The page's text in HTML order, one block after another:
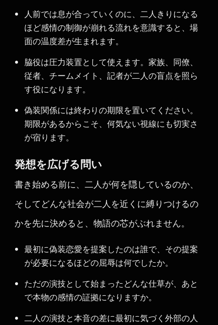
人前では息が合っていくのに、二人きりになる
ほど感情の制御が崩れる流れを意識すると、場
面の温度差が生まれます。
脇役は圧力装置として使えます。家族、同僚、
従者、チームメイト、記者が二人の盲点を照ら
す役になります。
偽装関係には終わりの期限を置いてください。
期限があるからこそ、何気ない視線にも切実さ
が宿ります。
発想を広げる問い
書き始める前に、二人が何を隠しているのか、
そしてどんな社会が二人を近くに縛りつけるの
かを先に決めると、物語の芯がぶれません。
最初に偽装恋愛を提案したのは誰で、その提案
が必要になるほどの屈辱は何でしたか。
ただの演技として始まったどんな仕草が、あと
で本物の感情の証拠になりますか。
二人の演技と本音の差に最初に気づく外部の人